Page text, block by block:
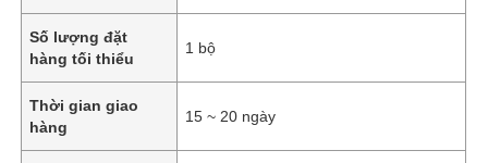
Số lượng đặt
hàng tối thiểu
1 bộ
Thời gian giao
hàng
15 ~ 20 ngày